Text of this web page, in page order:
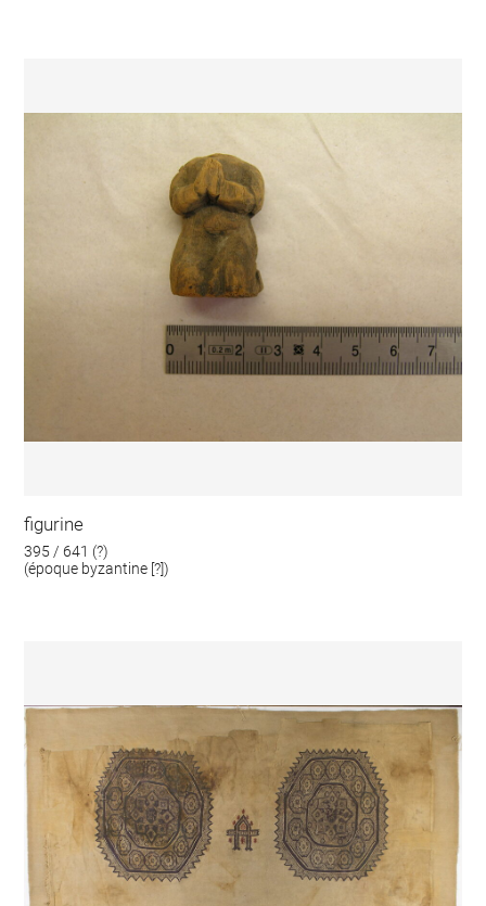
figurine
395 / 641 (?)
(époque byzantine [?])